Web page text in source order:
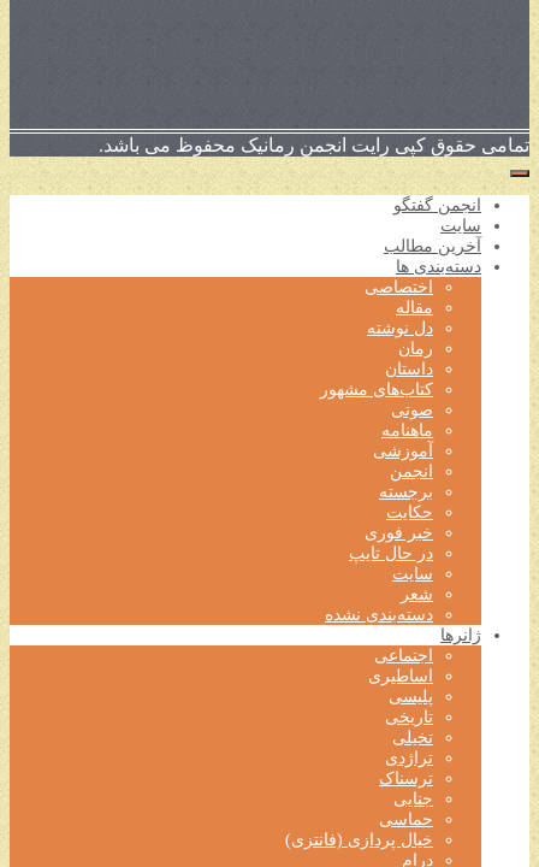
تمامی حقوق کپی رایت انجمن رمانیک محفوظ می باشد.
انجمن گفتگو
سایت
آخرین مطالب
دسته‌بندی ها
اختصاصی
مقاله
دل نوشته
رمان
داستان
کتاب‌های مشهور
صوتی
ماهنامه
آموزشی
انجمن
برجسته
حکایت
خبر فوری
در حال تایپ
سایت
شعر
دسته‌بندی نشده
ژانرها
اجتماعی
اساطیری
پلیسی
تاریخی
تخیلی
تراژدی
ترسناک
جنایی
حماسی
خیال پردازی (فانتزی)
درام